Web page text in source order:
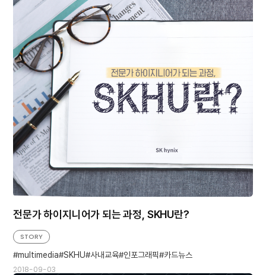
전문가 하이지니어가 되는 과정, SKHU란?
2018-09-03
STORY
multimedia SKHU 사내교육 인포그래픽 카드뉴스